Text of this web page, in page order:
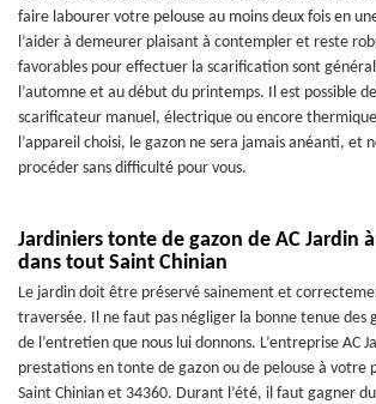
faire labourer votre pelouse au moins deux fois en
l’aider à demeurer plaisant à contempler et reste
favorables pour effectuer la scarification sont
l’automne et au début du printemps. Il est possible
scarificateur manuel, électrique ou encore
l’appareil choisi, le gazon ne sera jamais anéanti, et
procéder sans difficulté pour vous.
Jardiniers tonte de gazon de AC Jardin
dans tout Saint Chinian
Le jardin doit être préservé sainement et
traversée. Il ne faut pas négliger la bonne tenue des
de l’entretien que nous lui donnons. L’entreprise AC
prestations en tonte de gazon ou de pelouse à votre
Saint Chinian et 34360. Durant l’été, il faut gagner